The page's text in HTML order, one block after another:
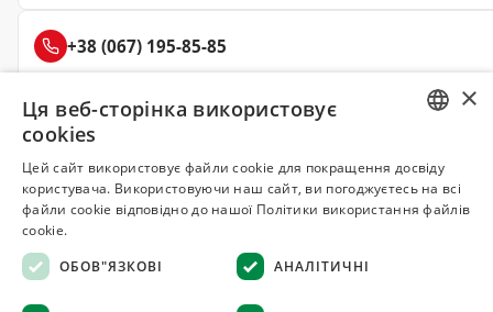
+38 (067) 195-85-85
+38 (050) 145-85-45
СПЕЦІЇ ТА ПРЯНОЩІ
© 2008–2026 Магазин спецій та прянощів Делюкс, Київ
UKRAINIAN
×
Ця веб-сторінка використовує
cookies
Цей сайт використовує файли cookie для покращення досвіду
користувача. Використовуючи наш сайт, ви погоджуєтесь на всі
файли cookie відповідно до нашої Політики використання файлів
cookie.
ОБОВ"ЯЗКОВІ
АНАЛІТИЧНІ